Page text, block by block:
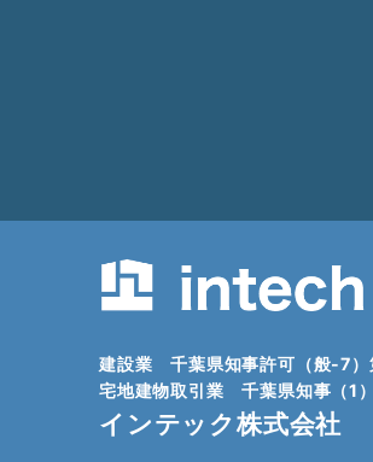
建設業 千葉県知事許可（般-7
宅地建物取引業 千葉県知事（1
インテック株式会社